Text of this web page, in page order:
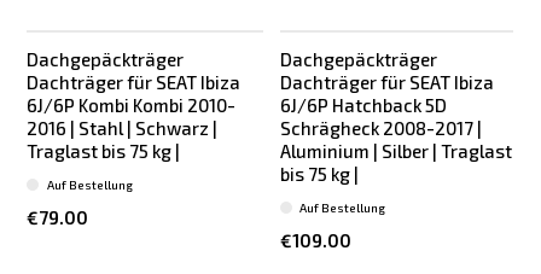
Dachgepäckträger
Dachträger für SEAT Ibiza
6J/6P Kombi Kombi 2010-
2016 | Stahl | Schwarz |
Traglast bis 75 kg |
€79.00
Auf Bestellung
Dachgepäckträger
Dachträger für SEAT Ibiza
6J/6P Hatchback 5D
Schrägheck 2008-2017 |
Aluminium | Silber | Traglast
bis 75 kg |
€109.00
Auf Bestellung